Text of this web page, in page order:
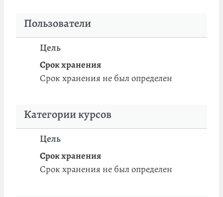
Пользователи
Цель
Срок хранения
Срок хранения не был определен
Категории курсов
Цель
Срок хранения
Срок хранения не был определен